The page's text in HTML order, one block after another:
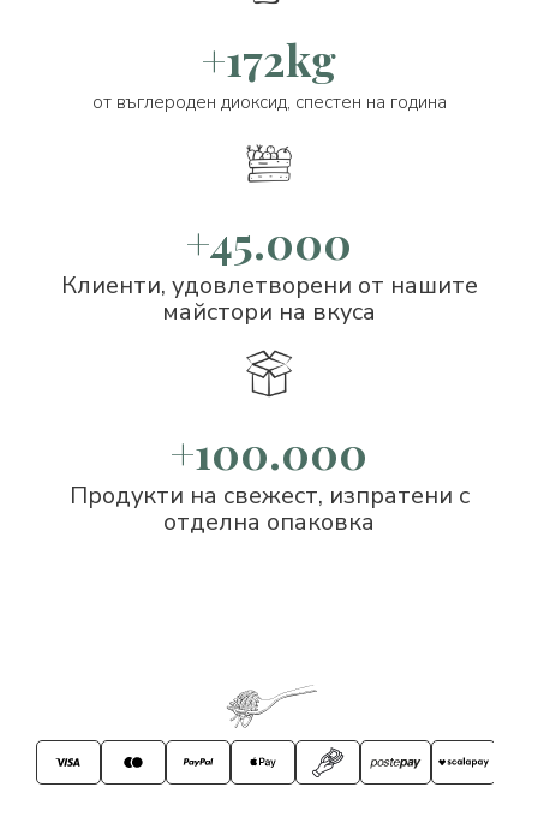
+172kg
от въглероден диоксид, спестен на година
+45.000
Клиенти, удовлетворени от нашите
майстори на вкуса
+100.000
Продукти на свежест, изпратени с
отделна опаковка